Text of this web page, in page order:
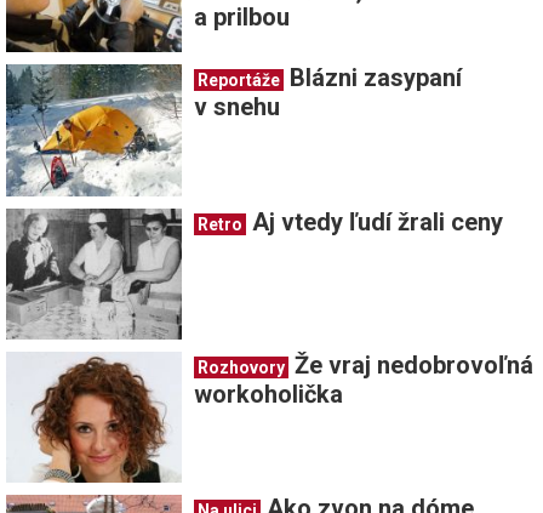
a prilbou
Reportáže Blázni zasypaní
v snehu
Retro Aj vtedy ľudí žrali ceny
Rozhovory Že vraj nedobrovoľná
workoholička